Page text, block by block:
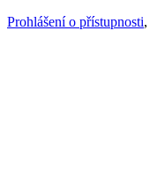
Prohlášení o přístupnosti,